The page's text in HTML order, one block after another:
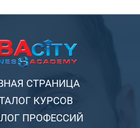
СТРАНИЦА
КУРСОВ
ПРОФЕССИЙ